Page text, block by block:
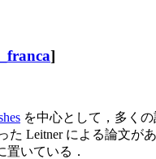
]
を中心として，多く
た Leitner による論文が
置いている．